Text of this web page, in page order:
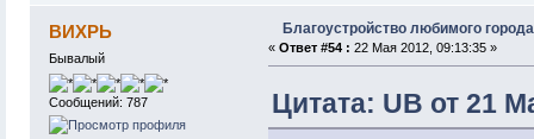
ВИХРЬ
Бывалый
Сообщений: 787
Благоустройство любимого
« Ответ #54 : 22 Мая 2012, 09:13:35 »
Цитата: UB от 21